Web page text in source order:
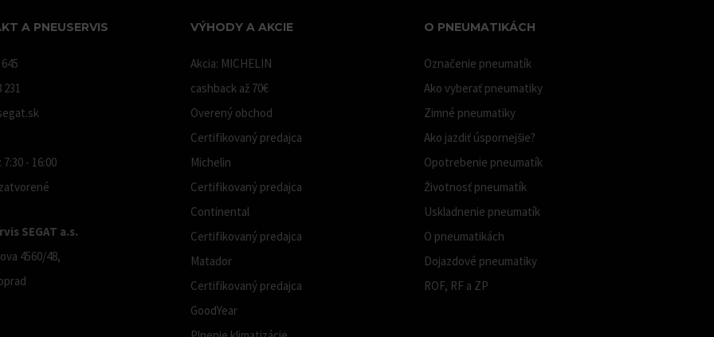
A PNEUSERVIS
231
- 16:00
SEGAT a.s.
4560/48,
VÝHODY A AKCIE
Akcia: MICHELIN
cashback až 70€
Overený obchod
Certifikovaný predajca
Michelin
Certifikovaný predajca
Continental
Certifikovaný predajca
Matador
Certifikovaný predajca
GoodYear
O PNEUMATIKÁCH
Označenie pneumatík
Ako vyberať pneumatiky
Zimné pneumatiky
Ako jazdiť úspornejšie?
Opotrebenie pneumatík
Životnosť pneumatík
Uskladnenie pneumatík
O pneumatikách
Dojazdové pneumatiky
ROF, RF a ZP